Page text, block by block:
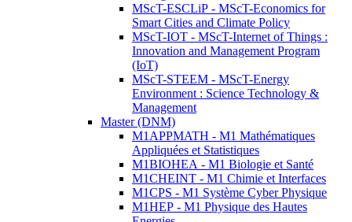
MScT-ESCLiP - MScT-Economics for
Smart Cities and Climate Policy
MScT-IOT - MScT-Internet of Things :
Innovation and Management Program
(IoT)
MScT-STEEM - MScT-Energy
Environment : Science Technology &
Management
Master (DNM)
M1APPMATH - M1 Mathématiques
Appliquées et Statistiques
M1BIOHEA - M1 Biologie et Santé
M1CHEINT - M1 Chimie et Interfaces
M1CPS - M1 Système Cyber Physique
M1HEP - M1 Physique des Hautes